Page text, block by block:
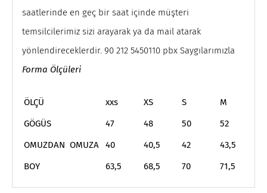
saatlerinde en geç bir saat içinde müşteri
temsilcilerimiz sizi arayarak ya da mail atarak
yönlendireceklerdir. 90 212 5450110 pbx Saygılarımızla
Forma Ölçüleri
ÖLÇÜ xxs XS S M
GÖGÜS
47 48 50 52
OMUZDAN OMUZA
40 40,5 42 43,5
BOY
63,5 68,5 70 71,5